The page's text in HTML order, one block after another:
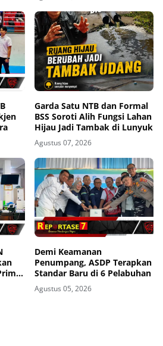
Seminar Kesehatan 1.000
HPK
Garda Satu NTB dan Formal
BSS Soroti Alih Fungsi Lahan
Hijau Jadi Tambak di Lunyuk
Agustus 07, 2026
Demi Keamanan
Penumpang, ASDP Terapkan
Standar Baru di 6 Pelabuhan
Agustus 05, 2026